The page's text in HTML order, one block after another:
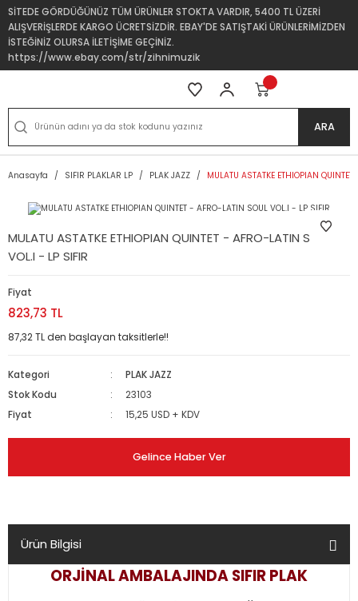
SİTEDE GÖRDÜĞÜNÜZ TÜM ÜRÜNLER STOKTA VARDIR, 5400 TL ÜZERİ
ALIŞVERİŞLERDE KARGO ÜCRETSİZDİR. EBAY'DE SATIŞTAKİ ÜRÜNLERİMİZDEN
İSTEĞİNİZ OLURSA İLETİŞİME GEÇİNİZ.
https://www.ebay.com/str/zihnimuzik
ARA
Anasayfa SIFIR PLAKLAR LP PLAK JAZZ MULATU ASTATKE ETHIOPIAN
MULATU ASTATKE ETHIOPIAN QUINTET - AFRO-LATIN SOUL
VOL.I - LP SIFIR
Fiyat
823,73 TL
87,32 TL den başlayan taksitlerle!!
Kategori
PLAK JAZZ
Stok Kodu
23103
Fiyat
15,25 USD + KDV
Gelince Haber Ver
Ürün Bilgisi
ORJİNAL AMBALAJINDA SIFIR PLAK